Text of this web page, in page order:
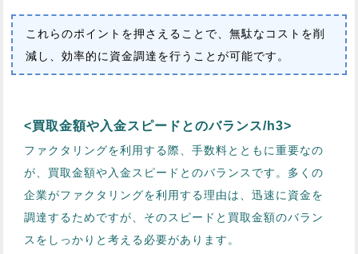
これらのポイントを押さえることで、無駄なコストを削
減し、効率的に資金調達を行うことが可能です。
<買取金額や入金スピードとのバランス/h3>
ファクタリングを利用する際、手数料とともに重要なの
が、買取金額や入金スピードとのバランスです。多くの
企業がファクタリングを利用する理由は、迅速に資金を
調達するためですが、そのスピードと買取金額のバラン
スをしっかりと考える必要があります。